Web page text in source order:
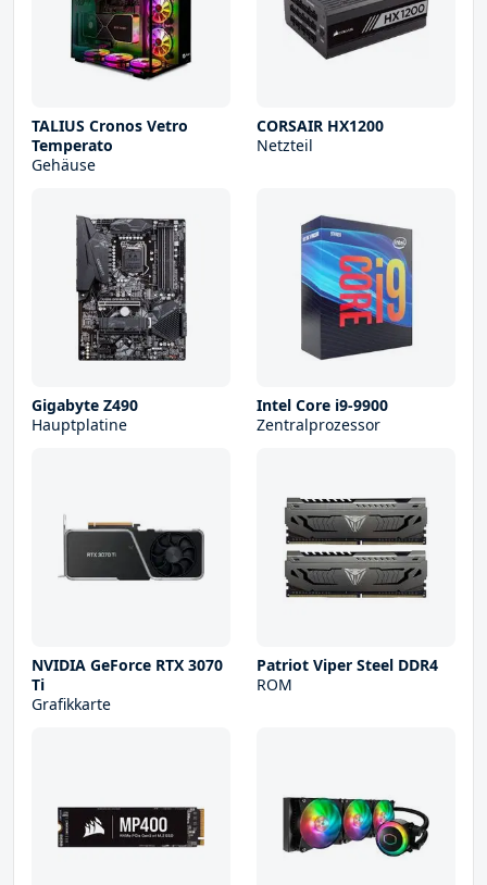
TALIUS Cronos Vetro
Temperato
Gehäuse
CORSAIR HX1200
Netzteil
Gigabyte Z490
Hauptplatine
Intel Core i9-9900
Zentralprozessor
NVIDIA GeForce RTX 3070
Ti
Grafikkarte
Patriot Viper Steel DDR4
ROM